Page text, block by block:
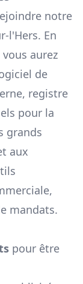
notre
l'Hers. En
aurez
de
registre
pour la
grands
aux
mandats.
pour être